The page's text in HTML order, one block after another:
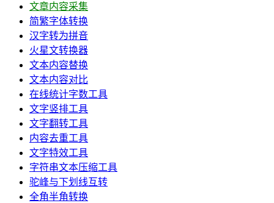
文章内容采集
简繁字体转换
汉字转为拼音
火星文转换器
文本内容替换
文本内容对比
在线统计字数工具
文字竖排工具
文字翻转工具
内容去重工具
文字特效工具
字符串文本压缩工具
驼峰与下划线互转
全角半角转换